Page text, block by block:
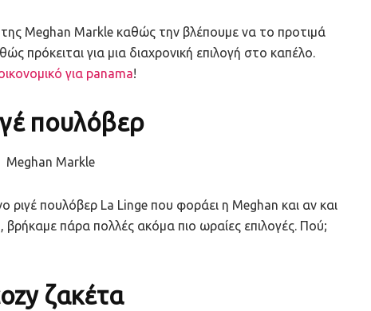
Meghan Markle καθώς την βλέπουμε να το προτιμά
πρόκειται για μια διαχρονική επιλογή στο καπέλο.
για panama!
πουλόβερ
ριγέ πουλόβερ La Linge που φοράει η Meghan και αν και
πάρα πολλές ακόμα πιο ωραίες επιλογές. Πού;
ζακέτα